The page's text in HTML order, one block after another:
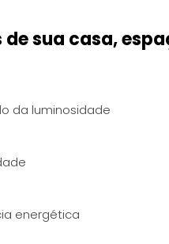
de sua casa,
da luminosidade
energética